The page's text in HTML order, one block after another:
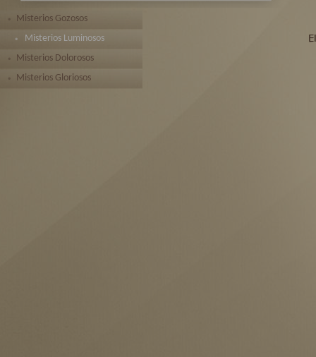
Misterios Gozosos
Misterios Luminosos
Misterios Dolorosos
Misterios Gloriosos